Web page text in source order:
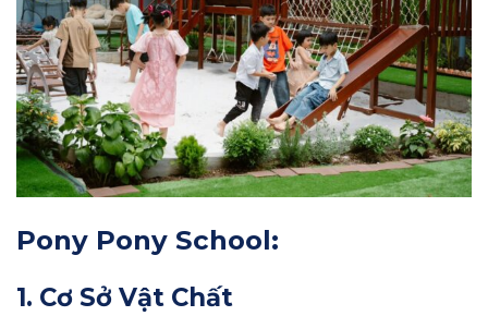
Pony Pony School:
1. Cơ Sở Vật Chất